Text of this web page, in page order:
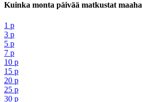
Kuinka monta päivää matkustat
1 p
3 p
5 p
7 p
10 p
15 p
20 p
25 p
30 p